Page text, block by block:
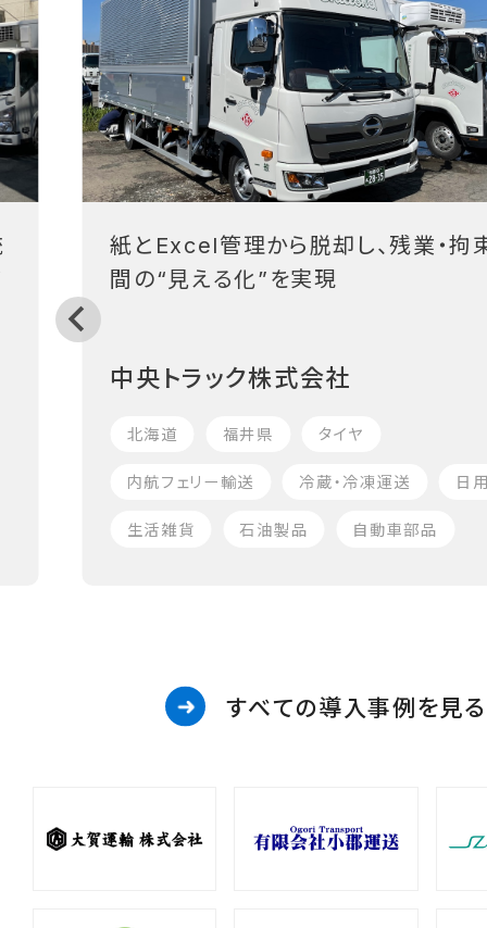
紙とExcel管理から脱却し、残業・拘
間の“見える化”を実現
中央トラック株式会社
北海道 福井県 タイヤ
内航フェリー輸送 冷蔵・冷凍運送 日
生活雑貨 石油製品 自動車部品
すべての導入事例を見る